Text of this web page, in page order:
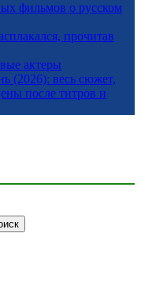
фильмов о русском
прочитав
актеры
(2026): весь сюжет,
после титров и